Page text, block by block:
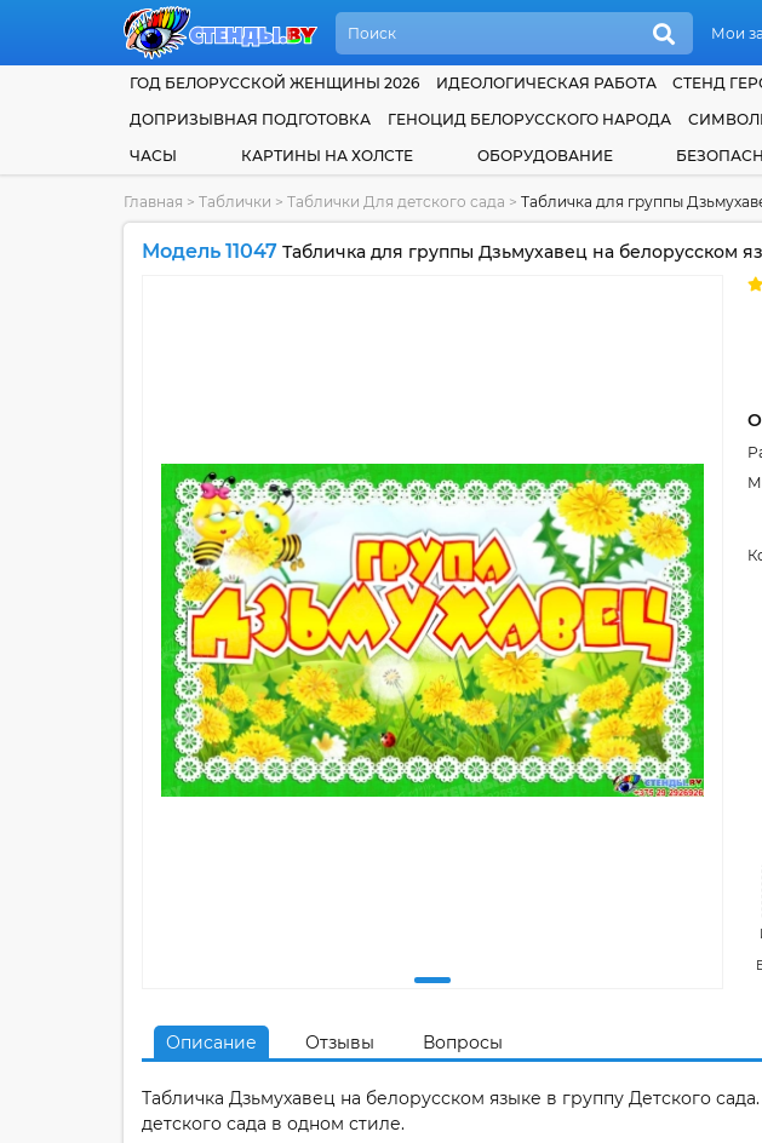
Мои
ГОД БЕЛОРУССКОЙ ЖЕНЩИНЫ 2026 ИДЕОЛОГИЧЕСКАЯ РАБОТА СТЕНД
ДОПРИЗЫВНАЯ ПОДГОТОВКА
ГЕНОЦИД БЕЛОРУССКОГО НАРОДА
ЧАСЫ
КАРТИНЫ НА ХОЛСТЕ ОБОРУДОВАНИЕ
Главная > Таблички > Таблички Для детского сада > Табличка для группы
Модель 11047 Табличка для группы Дзьмухавец на белорусском
Описание Отзывы Вопросы
Табличка Дзьмухавец на белорусском языке в группу Детского
детского сада в одном стиле.